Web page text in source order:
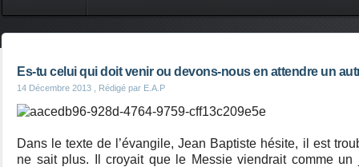
Es-tu celui qui doit venir ou devons-nous en attendre un
14 Décembre 2013 , Rédigé par E.A.P
Dans le texte de l’évangile, Jean Baptiste hésite, il est
ne sait plus. Il croyait que le Messie viendrait comme un